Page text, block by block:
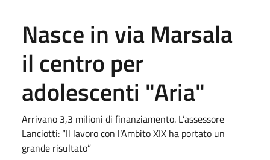
Nasce in via Marsala
il centro per
adolescenti "Aria"
Arrivano 3,3 milioni di finanziamento. L’assessore
Lanciotti: “Il lavoro con l’Ambito XIX ha portato un
grande risultato”